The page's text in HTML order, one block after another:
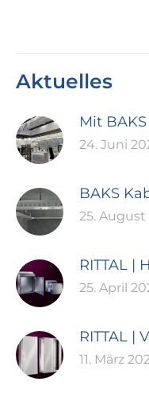
Aktuelles
Mit
24. Juni
BAKS
25. August
RITTAL |
25. April
RITTAL |
11. März